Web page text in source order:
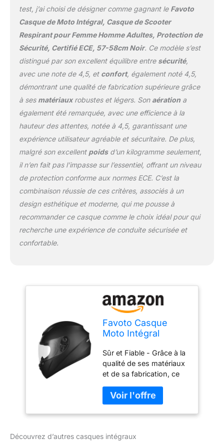
l’ABS soit très élégant.
le dessus et autour de la
bouche permettent à l'air
de circuler et de vous
vous roulez. Il peut
également être fermé à
tout moment pour
réduire la résistance au
vent et le bruit de la
route. Doublure Lavable -
Le rembourrage intérieur
est amovible et lavable.
Vous pouvez donc
nettoyer la doublure
régulièrement pour la
garder propre et
hygiénique.
test, j’ai choisi de désigner comme gagnant le Favoto
Casque de Moto Intégral, Casque de Scooter
Respirant pour Femme Homme Adultes, Protection de
Sécurité, Certifié ECE, 57-58cm Noir. Ce modèle s’est
distingué par son excellent équilibre entre sécurité,
avec une note de 4,5, et confort, également noté 4,5,
démontrant une qualité de fabrication supérieure grâce
à ses matériauxrobustes et légers. Son aérationa
également été remarquée, avec une efficience à la
hauteur des attentes, notée à 4,5, garantissant une
expérience utilisateur agréable et sécuritaire. De plus,
malgré son excellent poidsd’un kilogramme seulement,
il n’en fait pas l’impasse sur l’essentiel, offrant un niveau
de protection conforme aux normes ECE. C’est la
combinaison réussie de ces critères, associés à un
design esthétique et moderne, qui me pousse à
recommander ce casque comme le choix idéal pour qui
recherche une expérience de conduite sécurisée et
confortable.
Favoto Casque
Moto Intégral
Noir M (57-58cm)
Sûr et Fiable - Grâce à la
qualité de ses matériaux
et de sa fabrication, ce
aux normes de sécurité
européennes strictes:
ECE 22.06. Le label ECE
porter ce casque intégral
Découvrez d’autres casques intégraux